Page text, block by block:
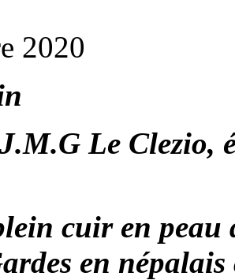
2020
Le Clezio,
cuir en peau
en